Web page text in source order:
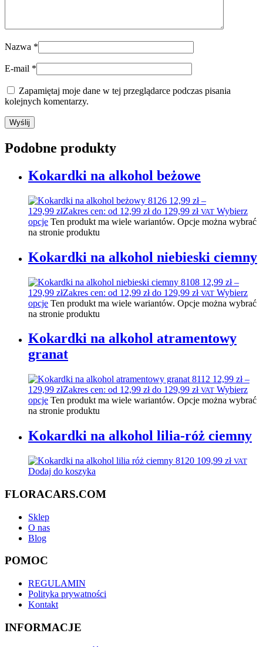
Nazwa *
E-mail *
Zapamiętaj moje dane w tej przeglądarce podczas pisania
kolejnych komentarzy.
Podobne produkty
Kokardki na alkohol beżowe
12,99 zł –
129,99 złZakres cen: od 12,99 zł do 129,99 zł VAT Wybierz
opcje Ten produkt ma wiele wariantów. Opcje można wybrać
na stronie produktu
Kokardki na alkohol niebieski ciemny
12,99 zł –
129,99 złZakres cen: od 12,99 zł do 129,99 zł VAT Wybierz
opcje Ten produkt ma wiele wariantów. Opcje można wybrać
na stronie produktu
Kokardki na alkohol atramentowy
granat
12,99 zł –
129,99 złZakres cen: od 12,99 zł do 129,99 zł VAT Wybierz
opcje Ten produkt ma wiele wariantów. Opcje można wybrać
na stronie produktu
Kokardki na alkohol lilia-róż ciemny
109,99 zł VAT
Dodaj do koszyka
FLORACARS.COM
Sklep
O nas
Blog
POMOC
REGULAMIN
Polityka prywatności
Kontakt
INFORMACJE